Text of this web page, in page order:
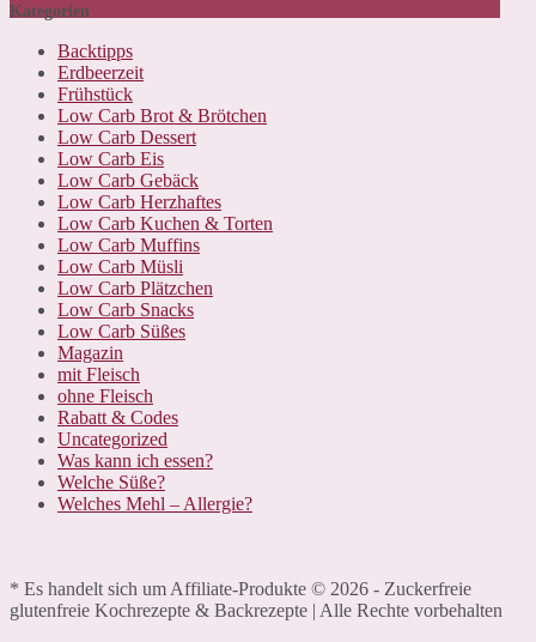
Kategorien
Backtipps
Erdbeerzeit
Frühstück
Low Carb Brot & Brötchen
Low Carb Dessert
Low Carb Eis
Low Carb Gebäck
Low Carb Herzhaftes
Low Carb Kuchen & Torten
Low Carb Muffins
Low Carb Müsli
Low Carb Plätzchen
Low Carb Snacks
Low Carb Süßes
Magazin
mit Fleisch
ohne Fleisch
Rabatt & Codes
Uncategorized
Was kann ich essen?
Welche Süße?
Welches Mehl – Allergie?
* Es handelt sich um Affiliate-Produkte © 2026 - Zuckerfreie
glutenfreie Kochrezepte & Backrezepte | Alle Rechte vorbehalten